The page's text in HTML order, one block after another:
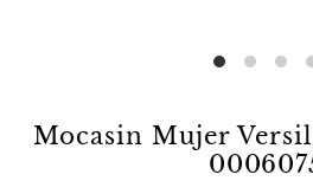
Mocasin Mujer